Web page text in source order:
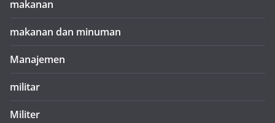
makanan
makanan dan minuman
Manajemen
militar
Militer